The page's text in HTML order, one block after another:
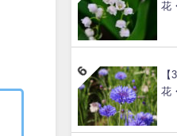
花
花